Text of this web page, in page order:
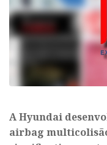
​A Hyundai
airbag